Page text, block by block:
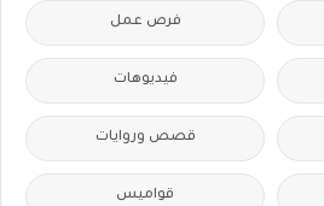
فرص عمل
فيديوهات
قصص وروايات
قواميس